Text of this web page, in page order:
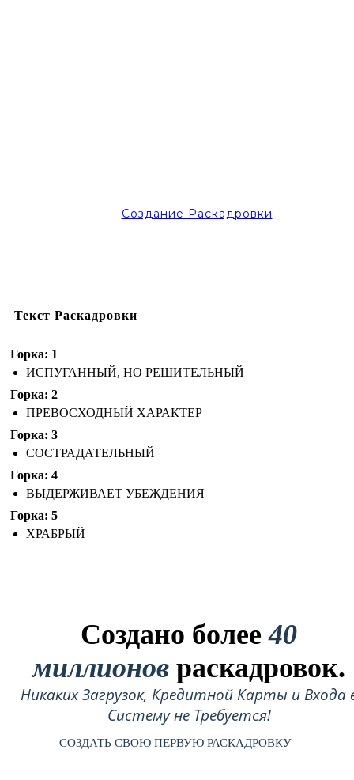
Создание Раскадровки
Текст Раскадровки
Горка: 1
ИСПУГАННЫЙ, НО РЕШИТЕЛЬНЫЙ
Горка: 2
ПРЕВОСХОДНЫЙ ХАРАКТЕР
Горка: 3
СОСТРАДАТЕЛЬНЫЙ
Горка: 4
ВЫДЕРЖИВАЕТ УБЕЖДЕНИЯ
Горка: 5
ХРАБРЫЙ
Создано более40
миллионов раскадровок.
Никаких Загрузок, Кредитной Карты и Входа
Систему не Требуется!
СОЗДАТЬ СВОЮ ПЕРВУЮ РАСКАДРОВКУ